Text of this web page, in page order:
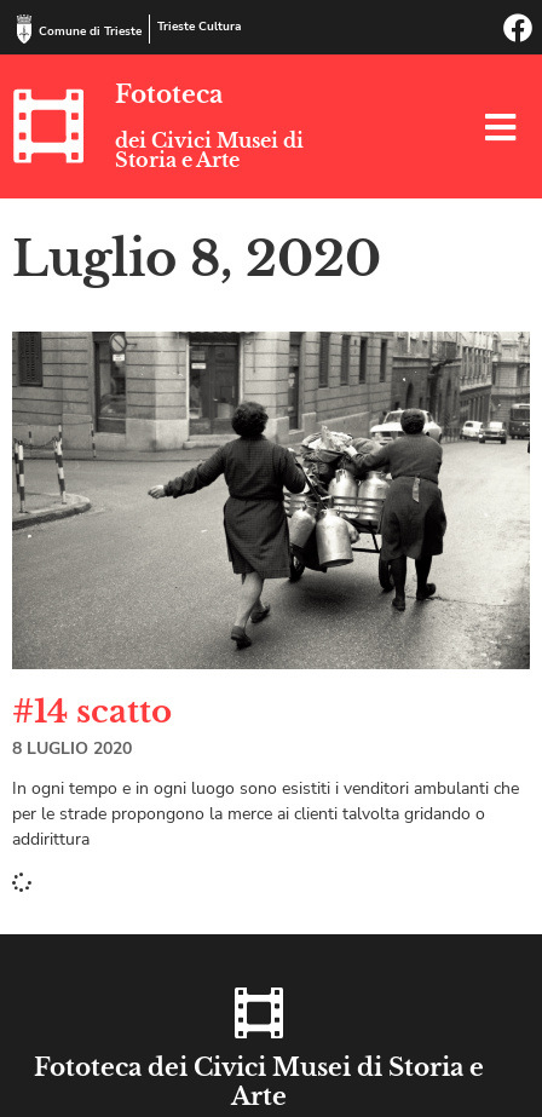
Comune di Trieste Trieste Cultura
Fototeca
dei Civici Musei di
Storia e Arte
Luglio 8, 2020
#14 scatto
8 LUGLIO 2020
In ogni tempo e in ogni luogo sono esistiti i venditori ambulanti che
per le strade propongono la merce ai clienti talvolta gridando o
addirittura
Fototeca dei Civici Musei di Storia e
Arte